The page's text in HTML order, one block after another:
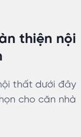
thiện nội
thất dưới đây
cho căn nhà